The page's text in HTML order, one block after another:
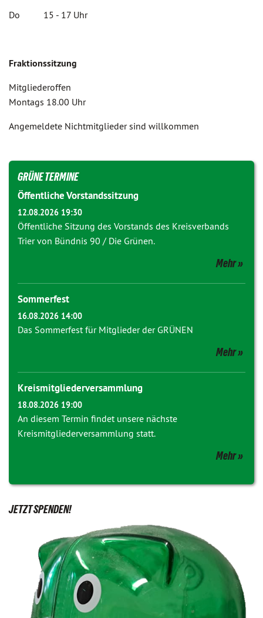
Do 15 - 17 Uhr
Fraktionssitzung
Mitgliederoffen
Montags 18.00 Uhr
Angemeldete Nichtmitglieder sind willkommen
GRÜNE TERMINE
Öffentliche Vorstandssitzung
12.08.2026 19:30
Öffentliche Sitzung des Vorstands des Kreisverbands
Trier von Bündnis 90 / Die Grünen.
Mehr
Sommerfest
16.08.2026 14:00
Das Sommerfest für Mitglieder der GRÜNEN
Mehr
Kreismitgliederversammlung
18.08.2026 19:00
An diesem Termin findet unsere nächste
Kreismitgliederversammlung statt.
Mehr
JETZT SPENDEN!